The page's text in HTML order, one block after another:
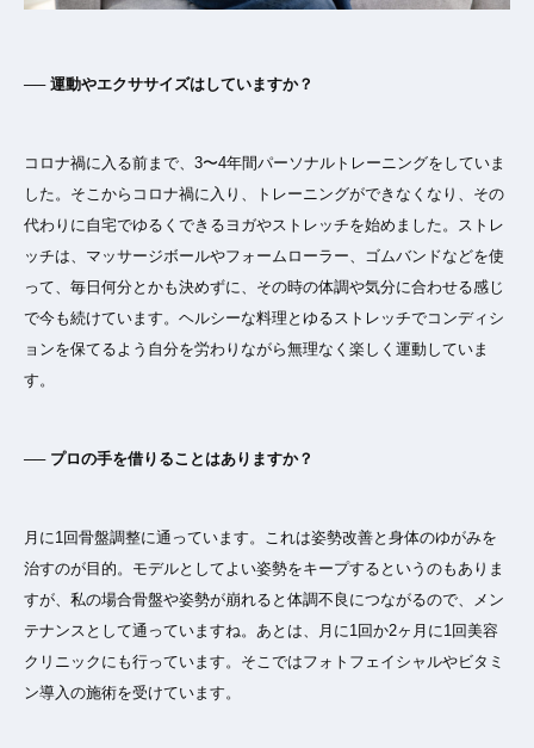
── 運動やエクササイズはしていますか？
コロナ禍に入る前まで、3〜4年間パーソナルトレーニングをしていま
した。そこからコロナ禍に入り、トレーニングができなくなり、その
代わりに自宅でゆるくできるヨガやストレッチを始めました。ストレ
ッチは、マッサージボールやフォームローラー、ゴムバンドなどを使
って、毎日何分とかも決めずに、その時の体調や気分に合わせる感じ
で今も続けています。ヘルシーな料理とゆるストレッチでコンディシ
ョンを保てるよう自分を労わりながら無理なく楽しく運動していま
す。
── プロの手を借りることはありますか？
月に1回骨盤調整に通っています。これは姿勢改善と身体のゆがみを
治すのが目的。モデルとしてよい姿勢をキープするというのもありま
すが、私の場合骨盤や姿勢が崩れると体調不良につながるので、メン
テナンスとして通っていますね。あとは、月に1回か2ヶ月に1回美容
クリニックにも行っています。そこではフォトフェイシャルやビタミ
ン導入の施術を受けています。